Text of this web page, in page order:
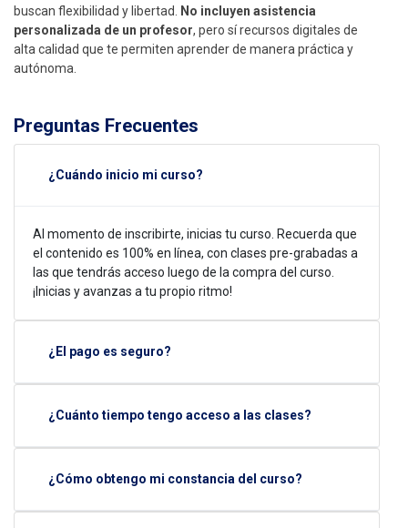
buscan flexibilidad y libertad.
No incluyen asistencia
personalizada de un profesor, pero sí recursos digitales de
alta calidad que te permiten aprender de manera práctica y
autónoma.
Preguntas Frecuentes
¿Cuándo inicio mi curso?
Al momento de inscribirte, inicias tu curso. Recuerda que
el contenido es 100% en línea, con clases pre-grabadas a
las que tendrás acceso luego de la compra del curso.
¡Inicias y avanzas a tu propio ritmo!
¿El pago es seguro?
¿Cuánto tiempo tengo acceso a las clases?
¿Cómo obtengo mi constancia del curso?